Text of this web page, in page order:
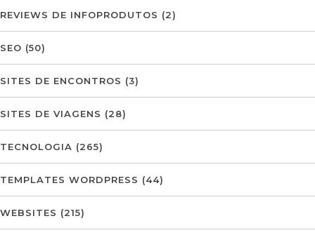
REVIEWS DE INFOPRODUTOS (2)
SEO (50)
SITES DE ENCONTROS (3)
SITES DE VIAGENS (28)
TECNOLOGIA (265)
TEMPLATES WORDPRESS (44)
WEBSITES (215)